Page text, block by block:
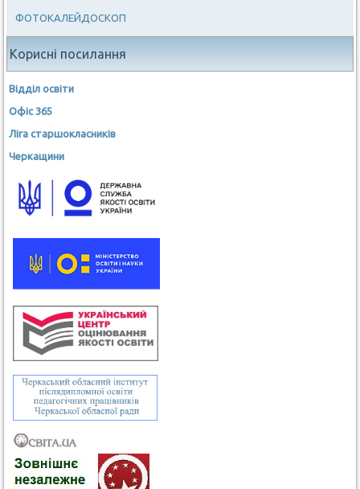
ФОТОКАЛЕЙДОСКОП
Корисні посилання
Відділ освіти
Офіс 365
Ліга старшокласників
Черкащини